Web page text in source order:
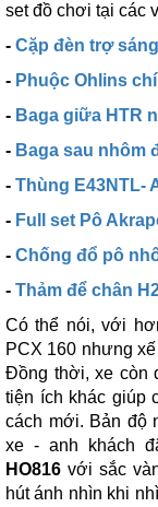
set đồ chơi tại các
- Cặp đèn trợ
- Phuộc Ohlins
- Baga giữa HTR
- Baga sau nhôm
- Thùng E43NTL-
- Full set Pô
- Chống đổ pô
- Thảm để chân
Có thể nói, với
PCX 160 nhưng
Đồng thời, xe còn
tiện ích khác giúp
cách mới. Bản độ
xe - anh khách
HO816 với sắc
hút ánh nhìn khi